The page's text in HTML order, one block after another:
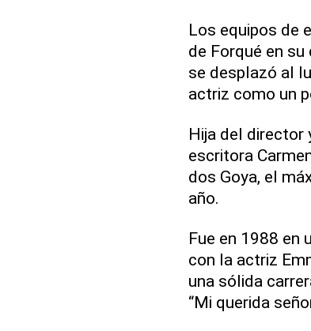
Los equipos de
de Forqué en
se desplazó al
actriz como un
Hija del director
escritora
dos Goya, el
año.
Fue en 1988 en
con la actriz
una sólida
“Mi querida